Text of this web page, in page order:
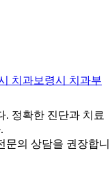
치과보령시 치과부
. 정확한 진단과 치료
문의 상담을 권장합니